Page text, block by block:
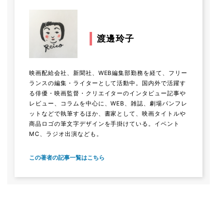
渡邊玲子
映画配給会社、新聞社、WEB編集部勤務を経て、フリー
ランスの編集・ライターとして活動中。国内外で活躍す
る俳優・映画監督・クリエイターのインタビュー記事や
レビュー、コラムを中心に、WEB、雑誌、劇場パンフレ
ットなどで執筆するほか、書家として、映画タイトルや
商品ロゴの筆文字デザインを手掛けている。イベント
MC、ラジオ出演なども。
この著者の記事一覧はこちら